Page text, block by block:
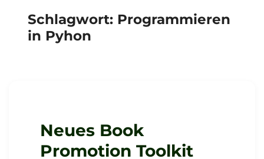
Schlagwort: Programmieren
in Pyhon
Neues Book
Promotion Toolkit